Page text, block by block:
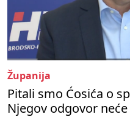
Županija
Pitali smo Ćosića o
Njegov odgovor